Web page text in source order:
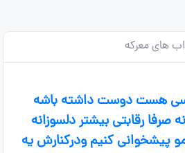
های معرکه
هست دوست داشته باشه
صرفا رقابتی بیشتر دلسوزانه
پیشخوانی کنیم ودرکنارش یه